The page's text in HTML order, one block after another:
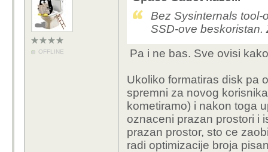
OFFLINE
Bez Sysinternals tool-
SSD-ove
Pa i ne bas. Sve ovisi
Ukoliko formatiras disk pa
spremni za novog
kometiramo) i nakon toga
oznaceni prazan prostori i
prazan prostor, sto ce
radi optimizacije broja